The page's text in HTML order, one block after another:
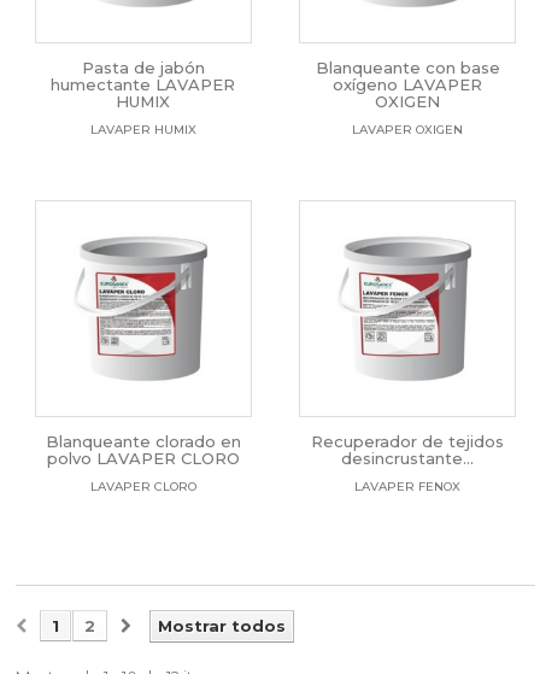
Pasta de jabón
humectante LAVAPER
HUMIX
LAVAPER HUMIX
Blanqueante con base
oxígeno LAVAPER
OXIGEN
LAVAPER OXIGEN
Blanqueante clorado en
polvo LAVAPER CLORO
LAVAPER CLORO
Recuperador de tejidos
desincrustante...
LAVAPER FENOX
Mostrar todos
1 2